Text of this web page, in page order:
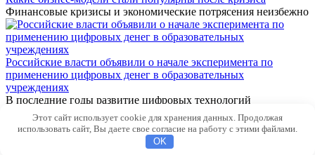
Финансовые кризисы и экономические потрясения неизбежно
Российские власти объявили о начале эксперимента по
применению цифровых денег в образовательных
учреждениях
В последние годы развитие цифровых технологий
настоятельно
Правительство намерено ввести налоговые каникулы для
Этот сайт использует cookie для хранения данных. Продолжая
использовать сайт, Вы даете свое согласие на работу с этими файлами.
OK